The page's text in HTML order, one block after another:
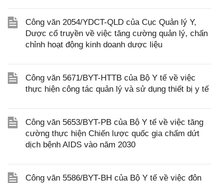
Công văn 2054/YDCT-QLD của Cục Quản lý Y,
Dược cổ truyền về việc tăng cường quản lý, chấn
chỉnh hoạt động kinh doanh dược liệu
Công văn 5671/BYT-HTTB của Bộ Y tế về việc
thực hiện công tác quản lý và sử dụng thiết bị y tế
Công văn 5653/BYT-PB của Bộ Y tế về việc tăng
cường thực hiện Chiến lược quốc gia chấm dứt
dịch bệnh AIDS vào năm 2030
Công văn 5586/BYT-BH của Bộ Y tế về việc đôn